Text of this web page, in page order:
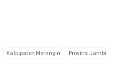
Kabupaten Merangin Provinsi Jambi